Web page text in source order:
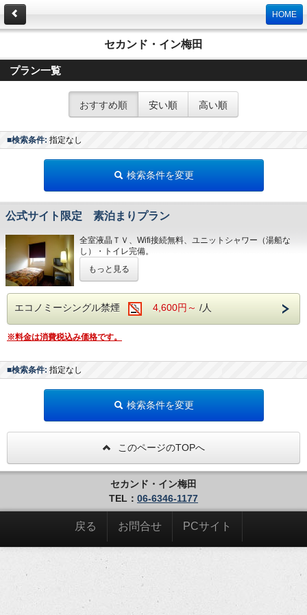
HOME
セカンド・イン梅田
プラン一覧
おすすめ順 安い順 高い順
■検索条件: 指定なし
検索条件を変更
公式サイト限定 素泊まりプラン
全室液晶ＴＶ、Wifi接続無料、ユニットシャワー（湯船な
し）・トイレ完備。
チェックイン前及びチェックアウト後の荷物、お預かりは
可能です(貴重品不可)。
★ＪＲ大阪駅 桜橋口より西へ徒歩７分です！
★客室にバスタブ（湯船）は設置しておりません。シャワ－
のみとなります。
★電話機がございませんので、内線・外線のお取り次ぎが出
来ません。
★ホテル近隣に提携駐車場あり
・吉本ビル駐車場（ヒルトンプラザ・イ－スト）
１６ 吉本ビルディング地下２・３階
【電話番号】 ０６－６３４７－７７００
－ド」をご提示ください。
優待カ－ドをお渡しいたします。
*満車の際は申し訳ございませんが、ご容
赦ください。
が掛かりますので、ご了承ください。
【車両サイズ】 高さ２．５m 長さ６．０m未満
もっと見る
エコノミーシングル禁煙 4,600円～ /人
※料金は消費税込み価格です。
■検索条件: 指定なし
検索条件を変更
このページのTOPへ
セカンド・イン梅田
TEL： 06-6346-1177
戻る お問合せ PCサイト